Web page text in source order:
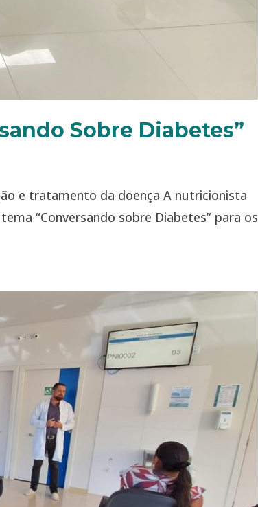
Sobre Diabetes”
e tratamento da doença A nutricionista
“Conversando sobre Diabetes” para os